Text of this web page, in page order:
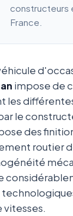
constructeurs
France.
impose de
les
le
des
routier
vitesses.